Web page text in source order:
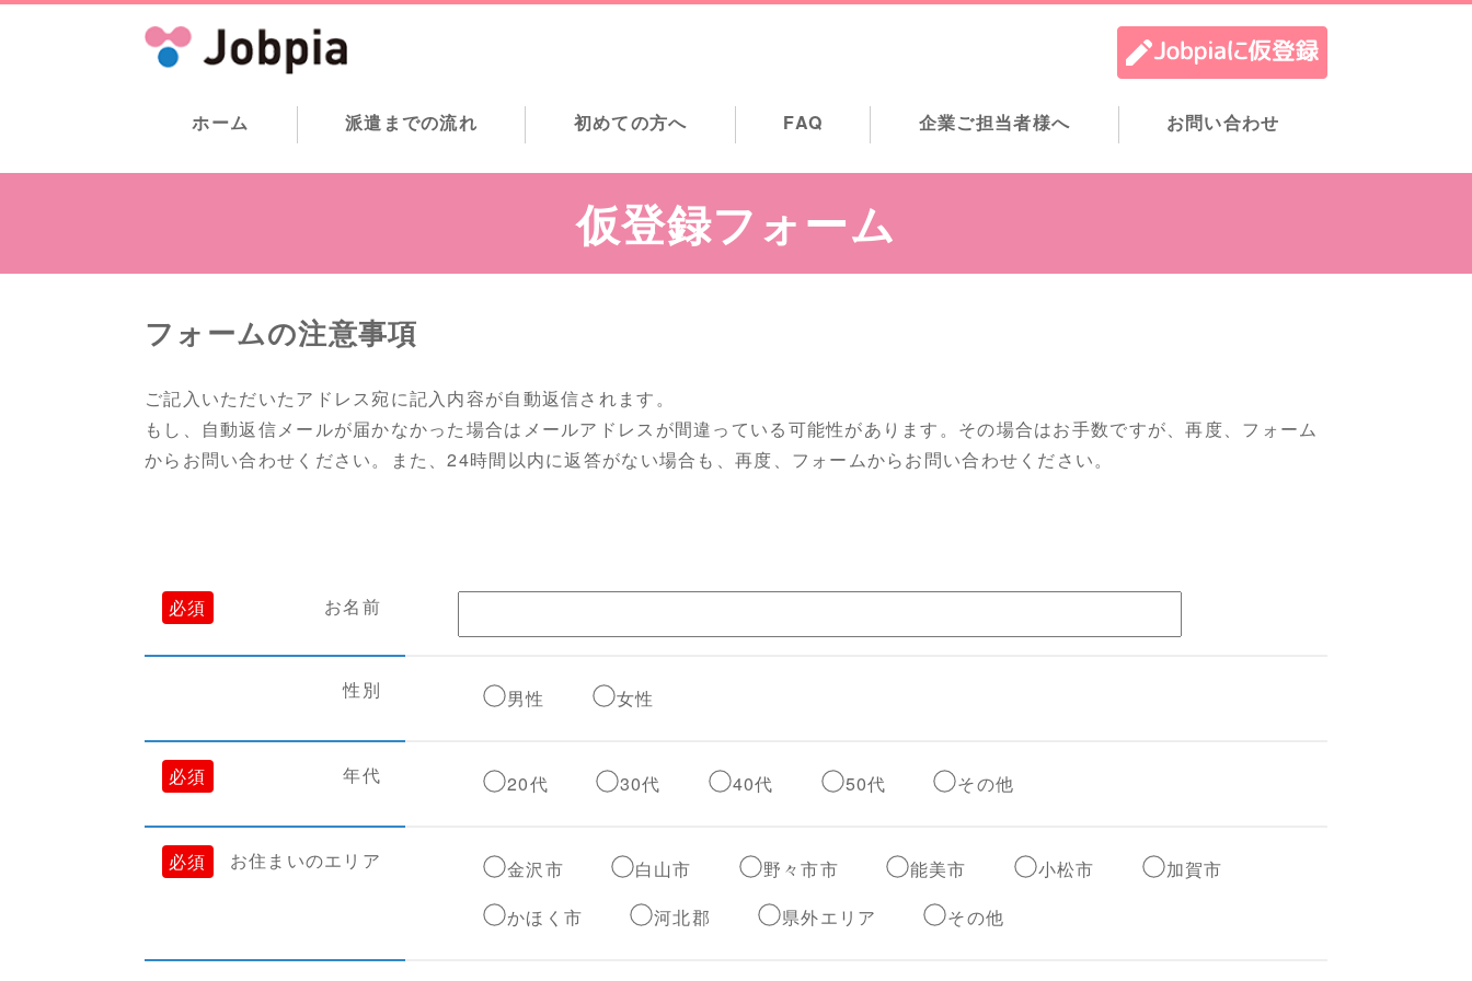
ホーム 派遣までの流れ 初めての方へ FAQ 企業ご担当者様へ お問い合わせ
仮登録フォーム
フォームの注意事項
ご記入いただいたアドレス宛に記入内容が自動返信されます。
もし、自動返信メールが届かなかった場合はメールアドレスが間違っている可能性があります。その場合はお手数ですが、再度、フォーム
からお問い合わせください。また、24時間以内に返答がない場合も、再度、フォームからお問い合わせください。
必須 お名前
性別 男性 女性
必須 年代 20代 30代 40代 50代 その他
必須 お住まいのエリア 金沢市 白山市 野々市市 能美市 小松市
加賀市
かほく市
河北郡 県外エリア その他